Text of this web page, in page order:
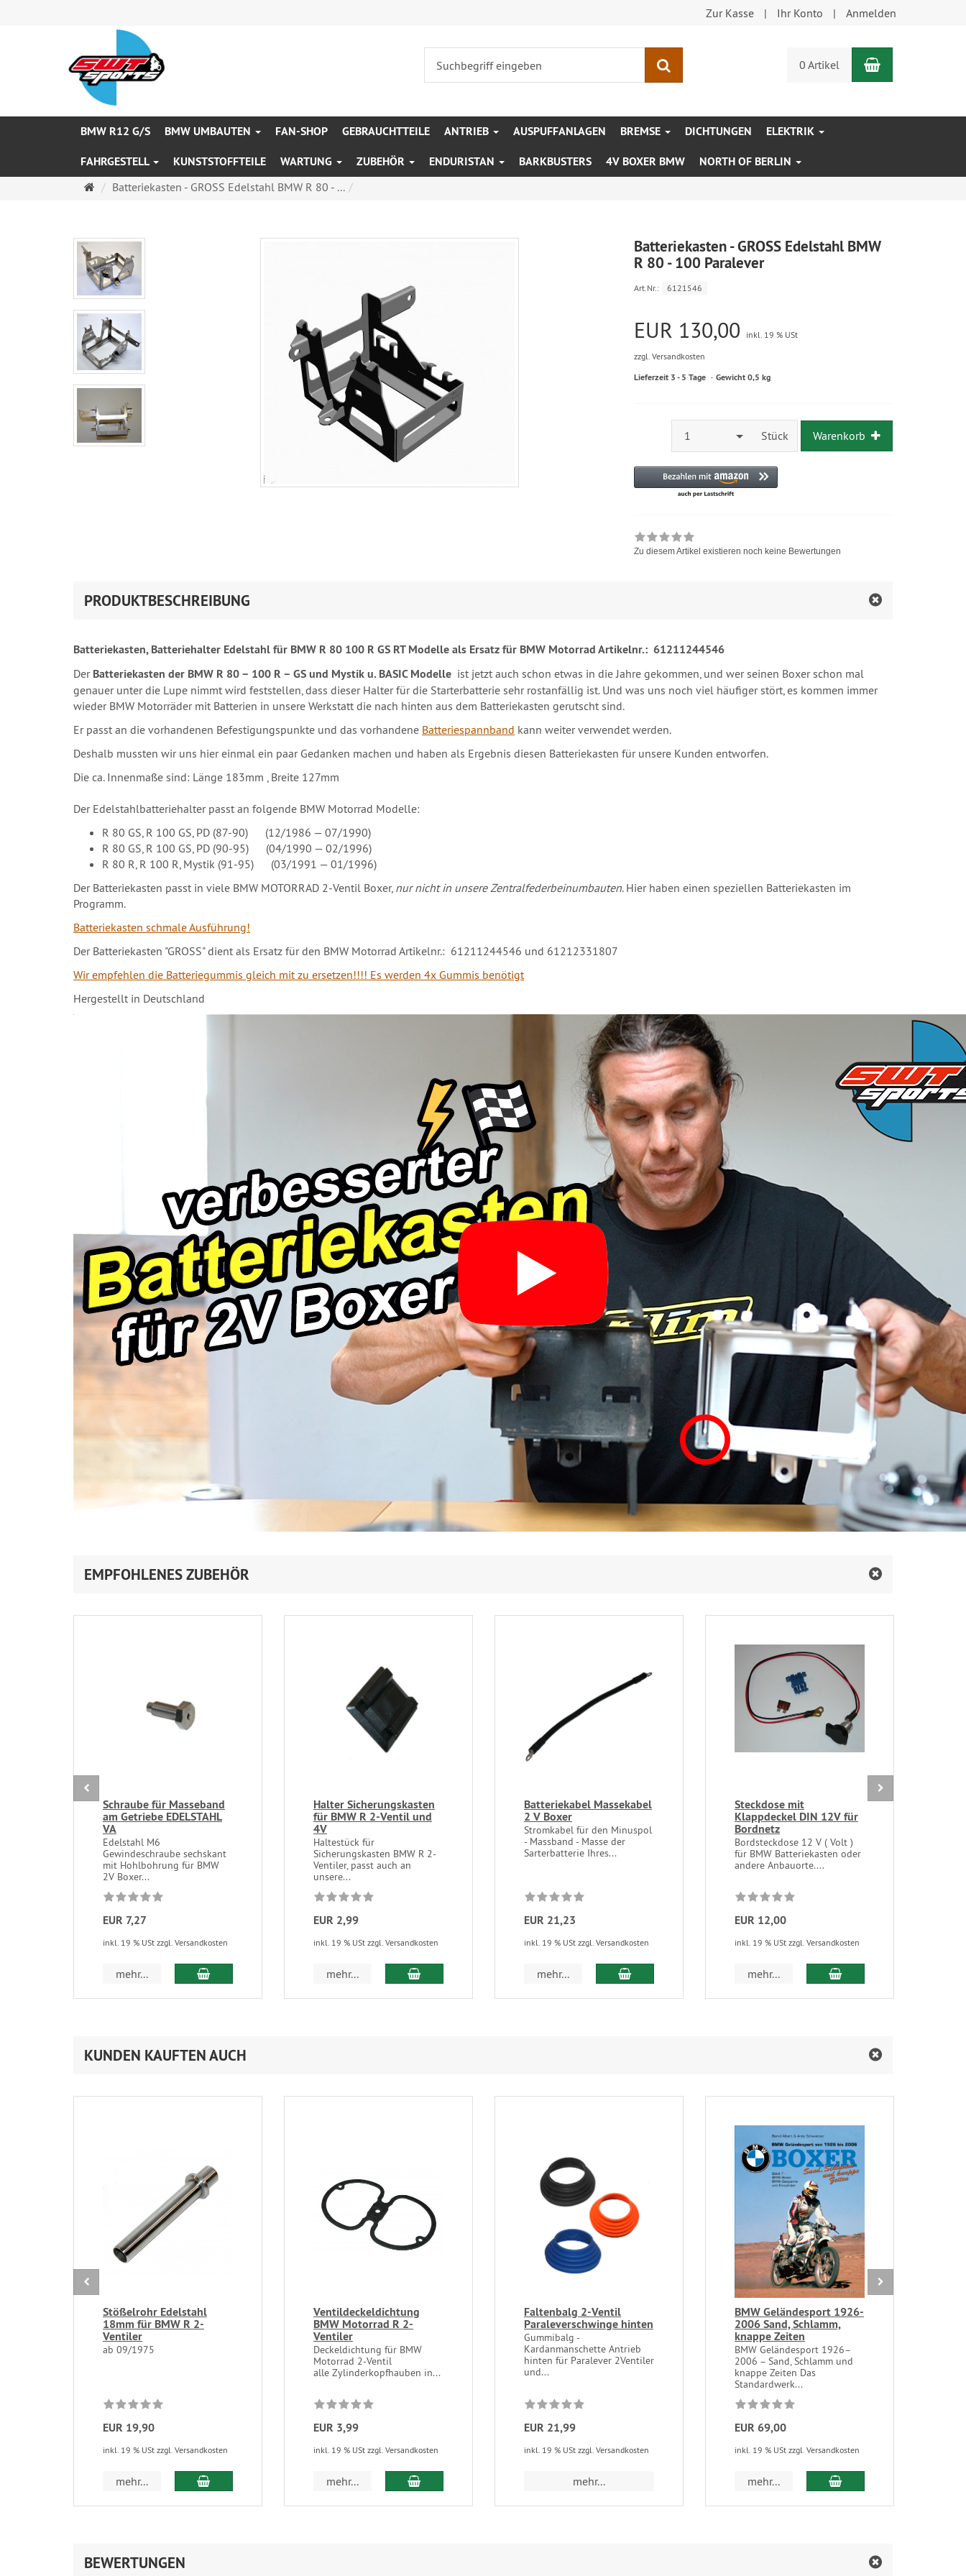
Zur Kasse Ihr Konto Anmelden
0 Artikel Warenkorb
BMW R12 G/S BMW UMBAUTEN FAN-SHOP GEBRAUCHTTEILE ANTRIEB AUSPUFFANLAGEN BREMSE DICHTUNGEN
ELEKTRIK
FAHRGESTELL
KUNSTSTOFFTEILE WARTUNG ZUBEHÖR ENDURISTAN BARKBUSTERS 4V BOXER BMW NORTH OF BERLIN
Startseite
Batteriekasten - GROSS Edelstahl BMW R 80 - ...
Batteriekasten - GROSS Edelstahl BMW
R 80 - 100 Paralever
Art.Nr.: 6121546
EUR 130,00
inkl. 19 % USt
zzgl. Versandkosten
Lieferzeit 3 - 5 Tage Gewicht 0,5 kg
1 Stück Warenkorb
Zu diesem Artikel existieren noch keine Bewertungen
PRODUKTBESCHREIBUNG
Batteriekasten, Batteriehalter Edelstahl für BMW R 80 100 R GS RT Modelle als Ersatz für BMW Motorrad Artikelnr.: 61211244546
Der Batteriekasten der BMW R 80 – 100 R – GS und Mystik u. BASIC Modelle ist jetzt auch schon etwas in die Jahre gekommen, und wer seinen Boxer schon mal
genauer unter die Lupe nimmt wird feststellen, dass dieser Halter für die Starterbatterie sehr rostanfällig ist. Und was uns noch viel häufiger stört, es kommen immer
wieder BMW Motorräder mit Batterien in unsere Werkstatt die nach hinten aus dem Batteriekasten gerutscht sind.
Er passt an die vorhandenen Befestigungspunkte und das vorhandene Batteriespannband kann weiter verwendet werden.
Deshalb mussten wir uns hier einmal ein paar Gedanken machen und haben als Ergebnis diesen Batteriekasten für unsere Kunden entworfen.
Die ca. Innenmaße sind: Länge 183mm , Breite 127mm
Der Edelstahlbatteriehalter passt an folgende BMW Motorrad Modelle:
R 80 GS, R 100 GS, PD (87-90) (12/1986 — 07/1990)
R 80 GS, R 100 GS, PD (90-95) (04/1990 — 02/1996)
R 80 R, R 100 R, Mystik (91-95) (03/1991 — 01/1996)
Der Batteriekasten passt in viele BMW MOTORRAD 2-Ventil Boxer, nur nicht in unsere Zentralfederbeinumbauten. Hier haben einen speziellen Batteriekasten im
Programm.
Batteriekasten schmale Ausführung!
Der Batteriekasten "GROSS" dient als Ersatz für den BMW Motorrad Artikelnr.: 61211244546 und 61212331807
Wir empfehlen die Batteriegummis gleich mit zu ersetzen!!!! Es werden 4x Gummis benötigt
Hergestellt in Deutschland
EMPFOHLENES ZUBEHÖR
Schraube für Masseband
am Getriebe EDELSTAHL
VA
Edelstahl M6
Gewindeschraube sechskant
mit Hohlbohrung für BMW
2V Boxer...
EUR 7,27
inkl. 19 % USt zzgl. Versandkosten
mehr... In den Warenkorb
Halter Sicherungskasten
für BMW R 2-Ventil und
4V
Haltestück für
Sicherungskasten BMW R 2-
Ventiler, passt auch an
unsere...
EUR 2,99
inkl. 19 % USt zzgl. Versandkosten
mehr... In den Warenkorb
Batteriekabel Massekabel
2 V Boxer
Stromkabel für den Minuspol
- Massband - Masse der
Sarterbatterie Ihres...
EUR 21,23
inkl. 19 % USt zzgl. Versandkosten
mehr... In den Warenkorb
Steckdose mit
Klappdeckel DIN 12V für
Bordnetz
Bordsteckdose 12 V ( Volt )
für BMW Batteriekasten oder
andere Anbauorte....
EUR 12,00
inkl. 19 % USt zzgl. Versandkosten
mehr... In den Warenkorb
KUNDEN KAUFTEN AUCH
Stößelrohr Edelstahl
18mm für BMW R 2-
Ventiler
ab 09/1975
EUR 19,90
inkl. 19 % USt zzgl. Versandkosten
mehr... In den Warenkorb
Ventildeckeldichtung
BMW Motorrad R 2-
Ventiler
Deckeldichtung für BMW
Motorrad 2-Ventil
alle Zylinderkopfhauben in...
EUR 3,99
inkl. 19 % USt zzgl. Versandkosten
mehr... In den Warenkorb
Faltenbalg 2-Ventil
Paraleverschwinge hinten
Gummibalg -
Kardanmanschette Antrieb
hinten für Paralever 2Ventiler
und...
EUR 21,99
inkl. 19 % USt zzgl. Versandkosten
mehr...
BMW Geländesport 1926-
2006 Sand, Schlamm,
knappe Zeiten
BMW Geländesport 1926–
2006 – Sand, Schlamm und
knappe Zeiten Das
Standardwerk...
EUR 69,00
inkl. 19 % USt zzgl. Versandkosten
mehr... In den Warenkorb
BEWERTUNGEN